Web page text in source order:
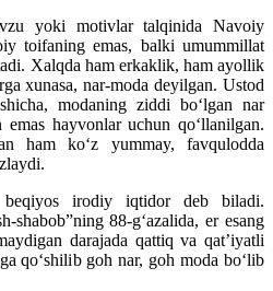
yoki motivlar talqinida Navoiy
toifaning emas, balki umummillat
Xalqda ham erkaklik, ham ayollik
xunasa, nar-moda deyilgan. Ustod
modaning ziddi boʻlgan nar
hayvonlar uchun qoʻllanilgan.
ham koʻz yummay, favqulodda
irodiy iqtidor deb biladi.
88-gʻazalida, er esang
darajada qattiq va qatʼiyatli
qoʻshilib goh nar, goh moda boʻlib